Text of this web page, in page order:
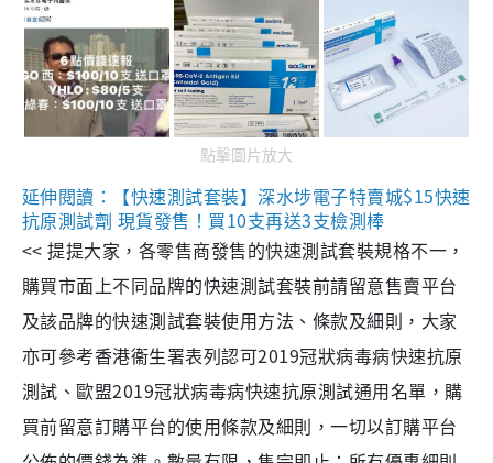
點擊圖片放大
延伸閱讀：【快速測試套裝】深水埗電子特賣城$15快速
抗原測試劑 現貨發售！買10支再送3支檢測棒
<< 提提大家，各零售商發售的快速測試套裝規格不一，
購買市面上不同品牌的快速測試套裝前請留意售賣平台
及該品牌的快速測試套裝使用方法、條款及細則，大家
亦可參考香港衞生署表列認可2019冠狀病毒病快速抗原
測試、歐盟2019冠狀病毒病快速抗原測試通用名單，購
買前留意訂購平台的使用條款及細則，一切以訂購平台